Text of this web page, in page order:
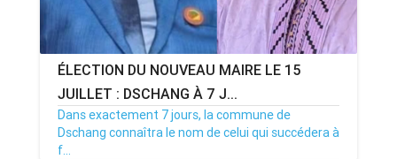
ÉLECTION DU NOUVEAU MAIRE LE 15
JUILLET : DSCHANG À 7 J...
Dans exactement 7 jours, la commune de
Dschang connaîtra le nom de celui qui succédera à
f...